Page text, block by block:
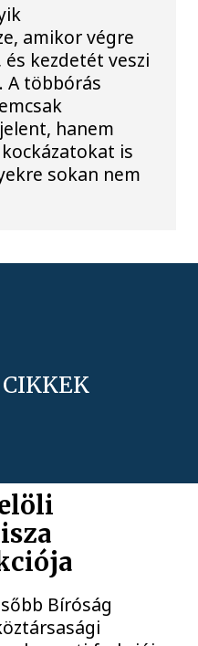
amikor végre
kezdetét veszi
A többórás
hanem
is
sokan nem
Bíróság